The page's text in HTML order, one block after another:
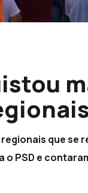
que se
o PSD e